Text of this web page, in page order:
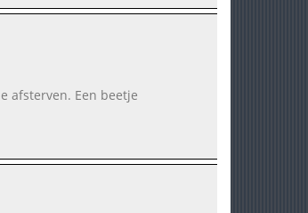
afsterven. Een beetje